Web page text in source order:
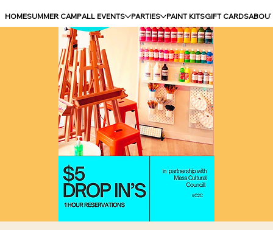
HOMESUMMER CAMPALL EVENTS PARTIES PAINT KITSGIFT CARDS